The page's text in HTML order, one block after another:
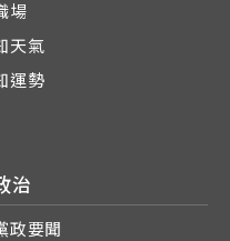
場
天氣
運勢
治
政要聞